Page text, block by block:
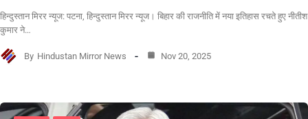
हिन्दुस्तान मिरर न्यूज: पटना, हिन्दुस्तान मिरर न्यूज। बिहार की राजनीति में नया इतिहास रचते हुए नीतीश
कुमार ने…
By Hindustan Mirror News Nov 20, 2025